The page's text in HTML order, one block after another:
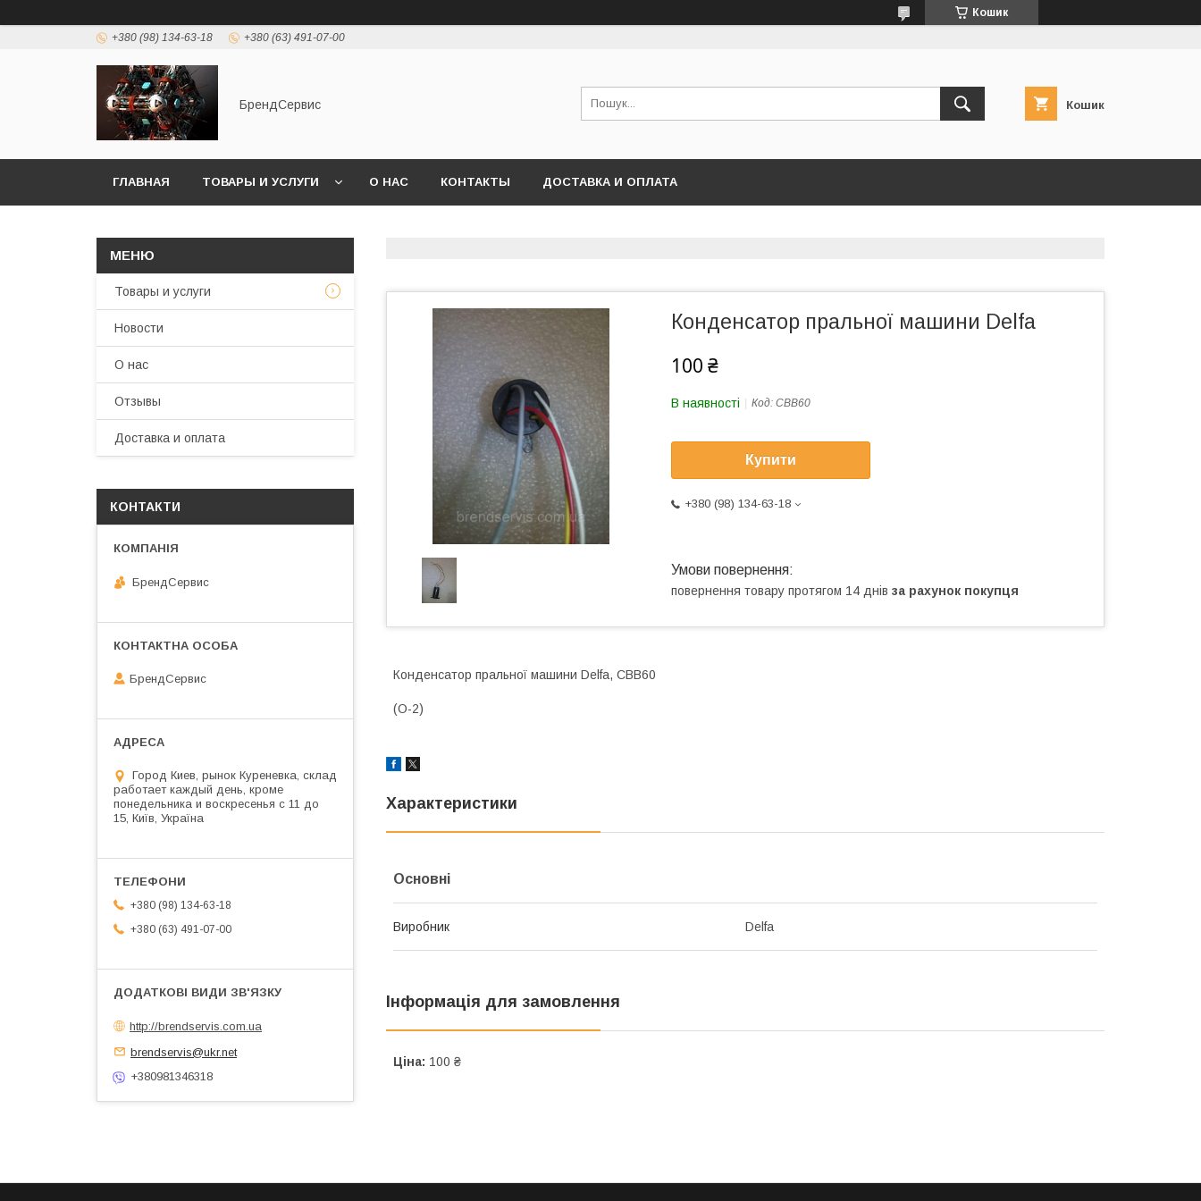
Кошик
+380 (98) 134-63-18 +380 (63) 491-07-00
БрендСервис Кошик
ГЛАВНАЯ ТОВАРЫ И УСЛУГИ О НАС КОНТАКТЫ ДОСТАВКА И ОПЛАТА
Конденсатор пральної машини Delfa
100 ₴
В наявності Код: CBB60
Купити
+380 (98) 134-63-18
повернення товару протягом 14 днів за рахунок покупця
Конденсатор пральної машини Delfa, CBB60
(O-2)
Характеристики
Основні
Виробник Delfa
Інформація для замовлення
Ціна: 100 ₴
Товары и услуги
Новости
О нас
Отзывы
Доставка и оплата
КОНТАКТИ
БрендСервис
БрендСервис
Город Киев, рынок Куреневка, склад
работает каждый день, кроме
понедельника и воскресенья с 11 до
15, Київ, Україна
+380 (98) 134-63-18
+380 (63) 491-07-00
http://brendservis.com.ua
brendservis@ukr.net
+380981346318